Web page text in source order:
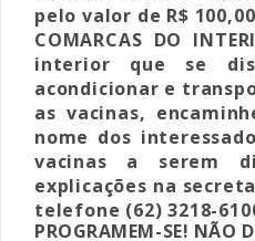
pelo valor de R$
COMARCAS DO
interior que se
acondicionar e
as vacinas,
nome dos
vacinas a serem
explicações na
telefone (62) 3218-
PROGRAMEM-SE! NÃO